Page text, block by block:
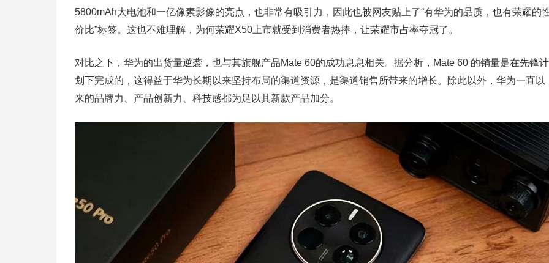
5800mAh大电池和一亿像素影像的亮点，也非常有吸引力，因此也被网友贴上了“有华为的品质，也有荣耀的
价比”标签。这也不难理解，为何荣耀X50上市就受到消费者热捧，让荣耀市占率夺冠了。
对比之下，华为的出货量逆袭，也与其旗舰产品Mate 60的成功息息相关。据分析，Mate 60 的销量是在先锋计
划下完成的，这得益于华为长期以来坚持布局的渠道资源，是渠道销售所带来的增长。除此以外，华为一直以
来的品牌力、产品创新力、科技感都为足以其新款产品加分。